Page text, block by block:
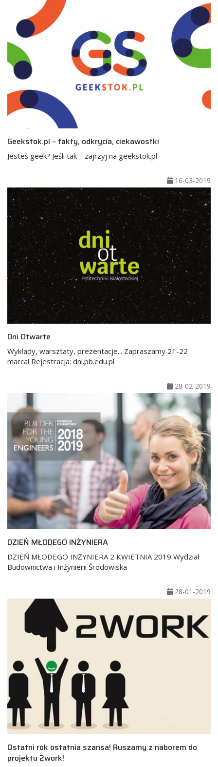
Geekstok.pl – fakty, odkrycia, ciekawostki
Jesteś geek? Jeśli tak – zajrzyj na geekstok.pl
16-03-2019
Dni Otwarte
Wykłady, warsztaty, prezentacje... Zapraszamy 21-22
marca! Rejestracja: dni.pb.edu.pl
28-02-2019
DZIEŃ MŁODEGO INŻYNIERA
DZIEŃ MŁODEGO INŻYNIERA 2 KWIETNIA 2019 Wydział
Budownictwa i Inżynierii Środowiska
28-01-2019
Ostatni rok ostatnia szansa! Ruszamy z naborem do
projektu 2work!